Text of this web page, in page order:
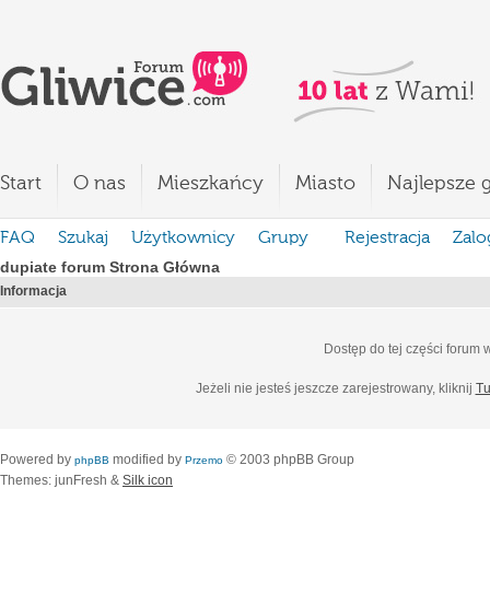
Start O nas Mieszkańcy Miasto Najlepsze
FAQ Szukaj Użytkownicy Grupy Rejestracja
dupiate forum Strona Główna
Informacja
Dostęp do tej części forum
Jeżeli nie jesteś jeszcze zarejestrowany, kliknij
Powered by phpBB modified by Przemo © 2003 phpBB Group
Themes: junFresh & Silk icon